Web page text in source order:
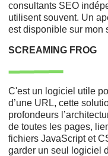
consultants SEO
utilisent souvent. Un
est disponible sur mon
SCREAMING FROG
C'est un logiciel utile
d’une URL, cette
profondeurs
de toutes les pages,
fichiers JavaScript et
garder un seul logiciel